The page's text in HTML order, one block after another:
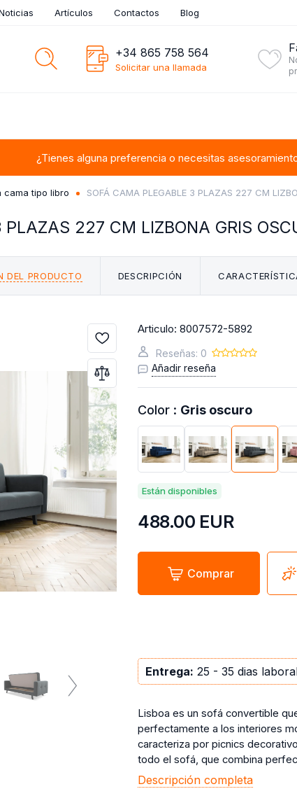
Artículos Contactos Blog
+34 865 758 564
Solicitar una llamada
¿Tienes alguna preferencia o necesitas
cama tipo libro SOFÁ CAMA PLEGABLE 3 PLAZAS 227 CM
227 CM LIZBONA GRIS
DEL PRODUCTO DESCRIPCIÓN
Articulo: 8007572-5892
Reseñas: 0
Añadir reseña
Color : Gris oscuro
Están disponibles
488.00 EUR
Comprar
Entrega: 25 - 35 dias
Lisboa es un sofá convertible
perfectamente a los interiores
caracteriza por picnics
todo el sofá, que combina
Descripción completa